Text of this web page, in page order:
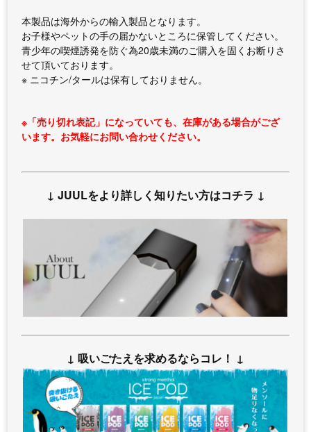
本製品は海外からの輸入製品となります。
お子様やペットの手の届かないところに保管してください。
青少年の喫煙誘発を防ぐ為20歳未満のご購入を固くお断りさ
せて頂いております。
※ ニコチン/タールは保有しておりません。
※「売り切れ表記」になっていても、在庫がある場合がござ
います。お気軽にお問い合わせください。
↓ JUULをより詳しく知りたい方はコチラ ↓
↓ 吸いごたえを求めるならコレ！ ↓